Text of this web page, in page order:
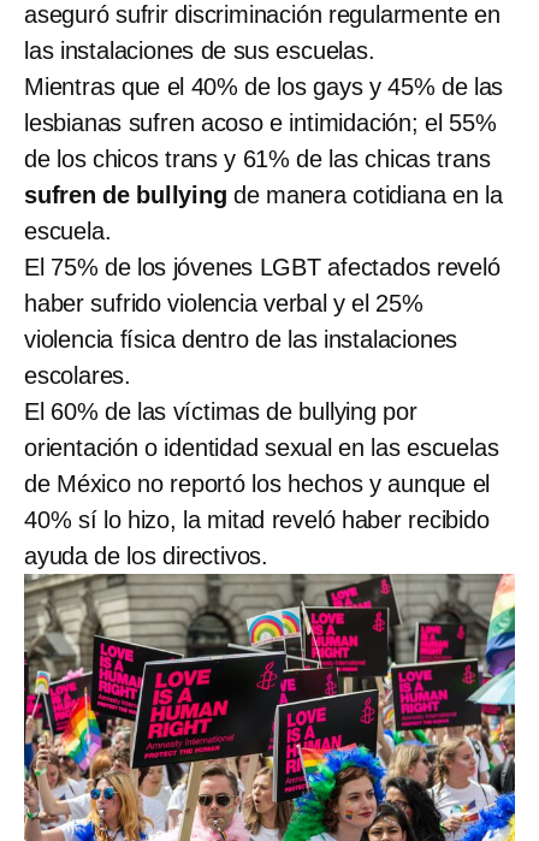
aseguró sufrir discriminación regularmente en
las instalaciones de sus escuelas.
Mientras que el 40% de los gays y 45% de las
lesbianas sufren acoso e intimidación; el 55%
de los chicos trans y 61% de las chicas trans
sufren de bullying de manera cotidiana en la
escuela.
El 75% de los jóvenes LGBT afectados reveló
haber sufrido violencia verbal y el 25%
violencia física dentro de las instalaciones
escolares.
El 60% de las víctimas de bullying por
orientación o identidad sexual en las escuelas
de México no reportó los hechos y aunque el
40% sí lo hizo, la mitad reveló haber recibido
ayuda de los directivos.